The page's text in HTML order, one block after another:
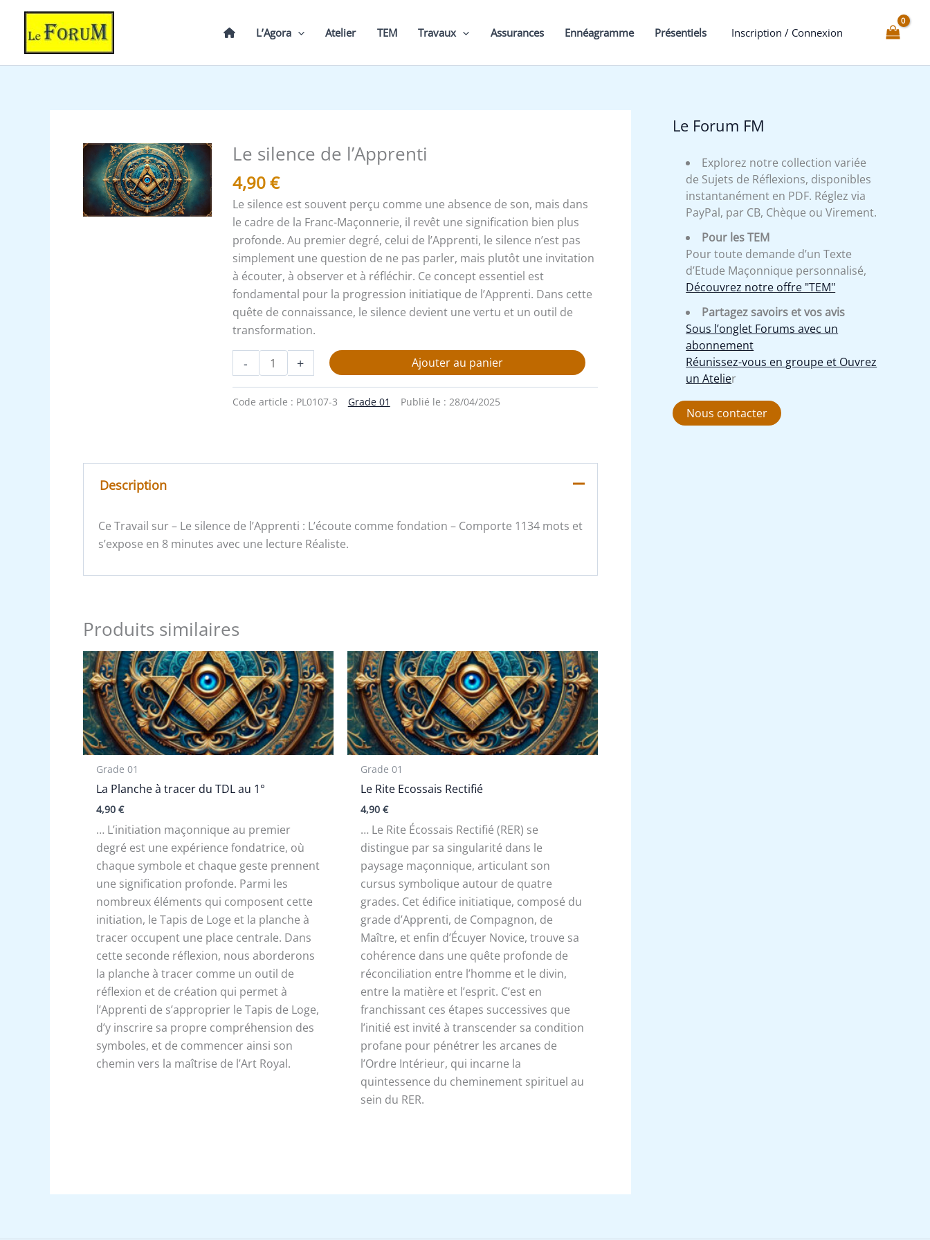
contenu
L’Agora Atelier TEM Travaux Assurances Ennéagramme Présentiels Inscription / Connexion
Le silence de l’Apprenti
4,90€
Le silence est souvent perçu comme une absence de son, mais dans
le cadre de la Franc-Maçonnerie, il revêt une signification bien plus
profonde. Au premier degré, celui de l’Apprenti, le silence n’est pas
simplement une question de ne pas parler, mais plutôt une invitation
à écouter, à observer et à réfléchir. Ce concept essentiel est
fondamental pour la progression initiatique de l’Apprenti. Dans cette
quête de connaissance, le silence devient une vertu et un outil de
transformation.
-
quantité
Le
silence
de
l'Apprenti
+ Ajouter au panier
Code article : PL0107-3 Grade 01 Publié le : 28/04/2025
Description
Ce Travail sur – Le silence de l’Apprenti : L’écoute comme fondation – Comporte 1134 mots et
s’expose en 8 minutes avec une lecture Réaliste.
Produits similaires
Grade 01
La Planche à tracer du TDL au 1°
4,90€
… L’initiation maçonnique au premier
degré est une expérience fondatrice, où
chaque symbole et chaque geste prennent
une signification profonde. Parmi les
nombreux éléments qui composent cette
initiation, le Tapis de Loge et la planche à
tracer occupent une place centrale. Dans
cette seconde réflexion, nous aborderons
la planche à tracer comme un outil de
réflexion et de création qui permet à
l’Apprenti de s’approprier le Tapis de Loge,
d’y inscrire sa propre compréhension des
symboles, et de commencer ainsi son
chemin vers la maîtrise de l’Art Royal.
Grade 01
Le Rite Ecossais Rectifié
4,90€
… Le Rite Écossais Rectifié (RER) se
distingue par sa singularité dans le
paysage maçonnique, articulant son
cursus symbolique autour de quatre
grades. Cet édifice initiatique, composé du
grade d’Apprenti, de Compagnon, de
Maître, et enfin d’Écuyer Novice, trouve sa
cohérence dans une quête profonde de
réconciliation entre l’homme et le divin,
entre la matière et l’esprit. C’est en
franchissant ces étapes successives que
l’initié est invité à transcender sa condition
profane pour pénétrer les arcanes de
l’Ordre Intérieur, qui incarne la
quintessence du cheminement spirituel au
sein du RER.
Le Forum FM
Explorez notre collection variée
de Sujets de Réflexions, disponibles
instantanément en PDF. Réglez via
PayPal, par CB, Chèque ou Virement.
Pour les TEM
Pour toute demande d’un Texte
d’Etude Maçonnique personnalisé,
Découvrez notre offre "TEM"
Partagez savoirs et vos avis
Sous l’onglet Forums avec un
abonnement
Réunissez-vous en groupe et Ouvrez
un Atelier
Nous contacter
de